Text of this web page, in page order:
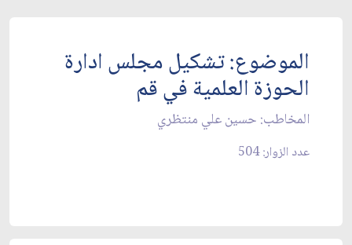
الموضوع: تشكيل مجلس ادارة
الحوزة العلمية في قم‏
المخاطب: حسين علي منتظري‏
عدد الزوار: 504